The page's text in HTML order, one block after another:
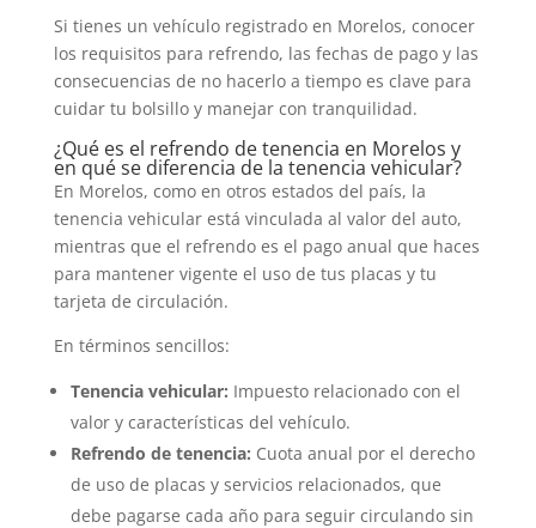
Si tienes un vehículo registrado en Morelos, conocer
los requisitos para refrendo, las fechas de pago y las
consecuencias de no hacerlo a tiempo es clave para
cuidar tu bolsillo y manejar con tranquilidad.
¿Qué es el refrendo de tenencia en Morelos y
en qué se diferencia de la tenencia vehicular?
En Morelos, como en otros estados del país, la
tenencia vehicular está vinculada al valor del auto,
mientras que el refrendo es el pago anual que haces
para mantener vigente el uso de tus placas y tu
tarjeta de circulación.
En términos sencillos:
Tenencia vehicular: Impuesto relacionado con el
valor y características del vehículo.
Refrendo de tenencia: Cuota anual por el derecho
de uso de placas y servicios relacionados, que
debe pagarse cada año para seguir circulando sin